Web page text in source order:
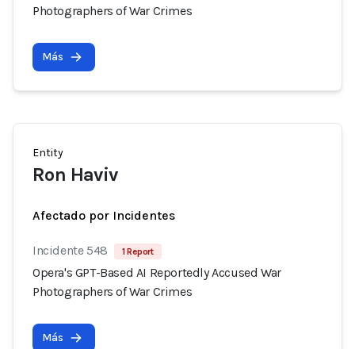
Photographers of War Crimes
Más
Entity
Ron Haviv
Afectado por Incidentes
Incidente 548 1 Report
Opera's GPT-Based AI Reportedly Accused War
Photographers of War Crimes
Más